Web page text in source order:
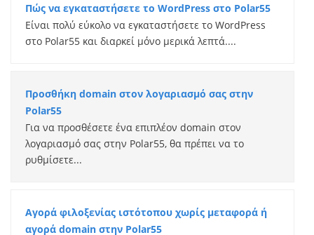
Πώς να εγκαταστήσετε το WordPress στο Polar55
Είναι πολύ εύκολο να εγκαταστήσετε το WordPress
στο Polar55 και διαρκεί μόνο μερικά λεπτά....
Προσθήκη domain στον λογαριασμό σας στην
Polar55
Για να προσθέσετε ένα επιπλέον domain στον
λογαριασμό σας στην Polar55, θα πρέπει να το
ρυθμίσετε...
Αγορά φιλοξενίας ιστότοπου χωρίς μεταφορά ή
αγορά domain στην Polar55